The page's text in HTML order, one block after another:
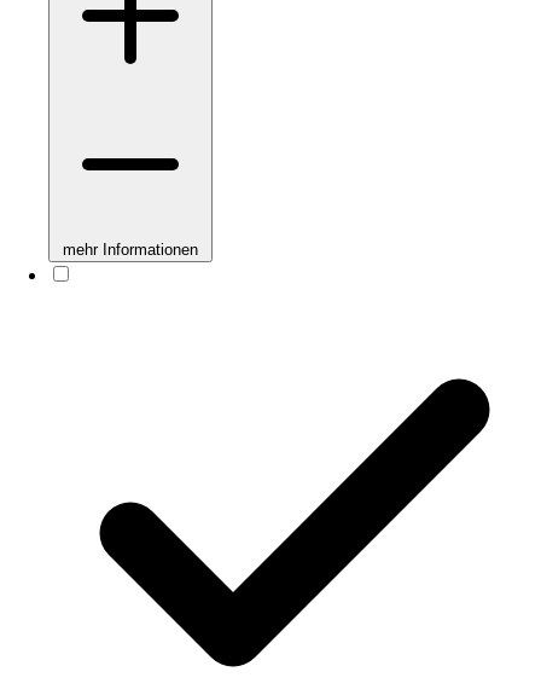
mehr Informationen